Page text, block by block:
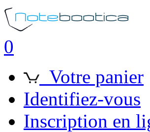
0
Votre panier
Identifiez-vous
Inscription en